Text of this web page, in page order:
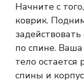
Начните с
коврик.
по спине. Ваша
тело
спины и